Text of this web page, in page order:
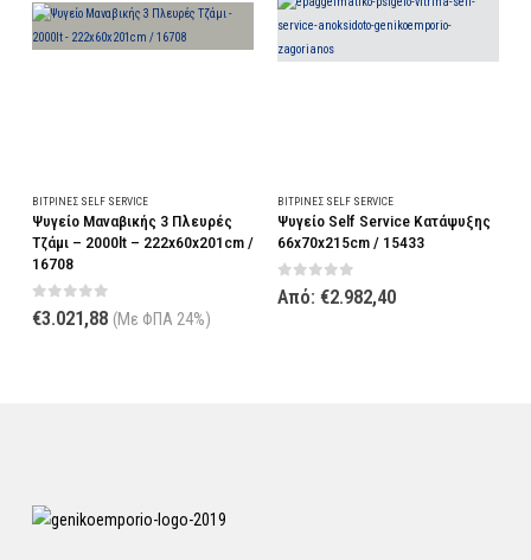
ΒΙΤΡΊΝΕΣ SELF SERVICE
Ψυγείο Μαναβικής 3 Πλευρές
Τζάμι – 2000lt – 222x60x201cm /
16708
0out of 5
€3.021,88 (Με ΦΠΑ 24%)
ΒΙΤΡΊΝΕΣ SELF SERVICE
Ψυγείο Self Service Κατάψυξης
66x70x215cm / 15433
0 out of 5
Από: €2.982,40